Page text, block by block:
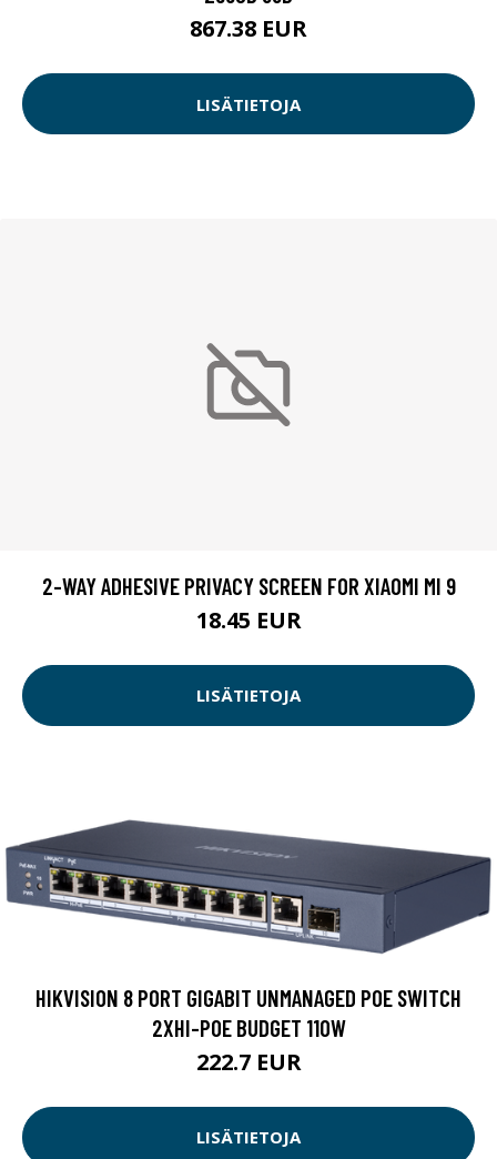
867.38 EUR
LISÄTIETOJA
2-WAY ADHESIVE PRIVACY SCREEN FOR XIAOMI MI 9
18.45 EUR
LISÄTIETOJA
HIKVISION 8 PORT GIGABIT UNMANAGED POE SWITCH
2XHI-POE BUDGET 110W
222.7 EUR
LISÄTIETOJA